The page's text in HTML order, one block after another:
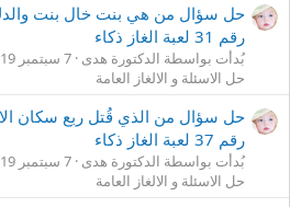
حل سؤال من هي بنت خال بنت
رقم 31 لعبة الغاز ذكاء
بُدأت بواسطة الدكتورة هدى 7 سبتمبر 2019
حل الاسئلة و الالغاز العامة
رقم 37 لعبة الغاز ذكاء
بُدأت بواسطة الدكتورة هدى 7 سبتمبر 2019
حل الاسئلة و الالغاز العامة